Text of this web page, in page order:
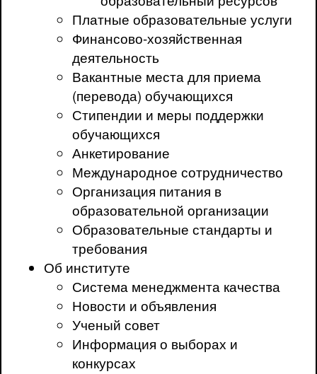
Платные образовательные услуги
Финансово-хозяйственная
деятельность
Вакантные места для приема
(перевода) обучающихся
Стипендии и меры поддержки
обучающихся
Анкетирование
Международное сотрудничество
Организация питания в
образовательной организации
Образовательные стандарты и
требования
Об институте
Система менеджмента качества
Новости и объявления
Ученый совет
Информация о выборах и
конкурсах